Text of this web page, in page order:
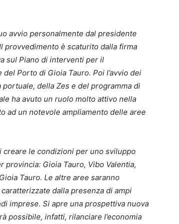
avvio personalmente dal presidente
provvedimento è scaturito dalla firma
sul Piano di interventi per il
Porto di Gioia Tauro. Poi l’avvio dei
della Zes e del programma di
ha avuto un ruolo molto attivo nella
ad un notevole ampliamento delle aree
creare le condizioni per uno sviluppo
Gioia Tauro, Vibo Valentia,
Tauro. Le altre aree saranno
dalla presenza di ampi
imprese. Si apre una prospettiva nuova
possibile, infatti, rilanciare l’economia